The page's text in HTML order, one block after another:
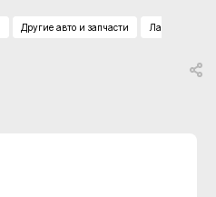
Другие авто и запчасти Лампа